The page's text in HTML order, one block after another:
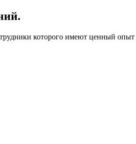
которого имеют ценный